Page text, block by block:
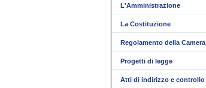
L'Amministrazione
La Costituzione
Regolamento della Camera
Progetti di legge
Atti di indirizzo e controllo